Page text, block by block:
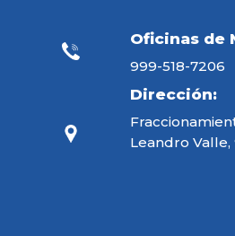
Oficinas de
999-518-7206
Dirección:
Leandro Valle,